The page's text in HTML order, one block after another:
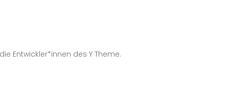
Entwickler*innen des Y Theme.